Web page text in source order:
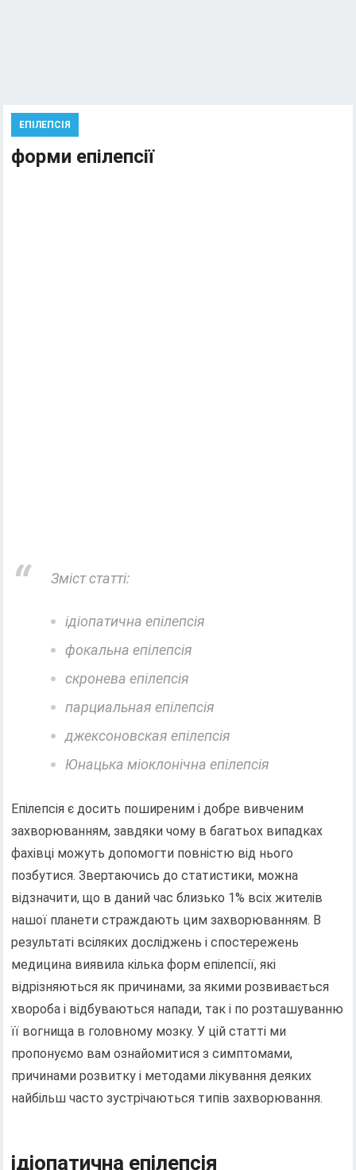
ЕПІЛЕПСІЯ
форми епілепсії
Зміст статті:
ідіопатична епілепсія
фокальна епілепсія
скронева епілепсія
парциальная епілепсія
джексоновская епілепсія
Юнацька міоклонічна епілепсія
Епілепсія є досить поширеним і добре вивченим
захворюванням, завдяки чому в багатьох випадках
фахівці можуть допомогти повністю від нього
позбутися. Звертаючись до статистики, можна
відзначити, що в даний час близько 1% всіх жителів
нашої планети страждають цим захворюванням. В
результаті всіляких досліджень і спостережень
медицина виявила кілька форм епілепсії, які
відрізняються як причинами, за якими розвивається
хвороба і відбуваються напади, так і по розташуванню
її вогнища в головному мозку. У цій статті ми
пропонуємо вам ознайомитися з симптомами,
причинами розвитку і методами лікування деяких
найбільш часто зустрічаються типів захворювання.
ідіопатична епілепсія